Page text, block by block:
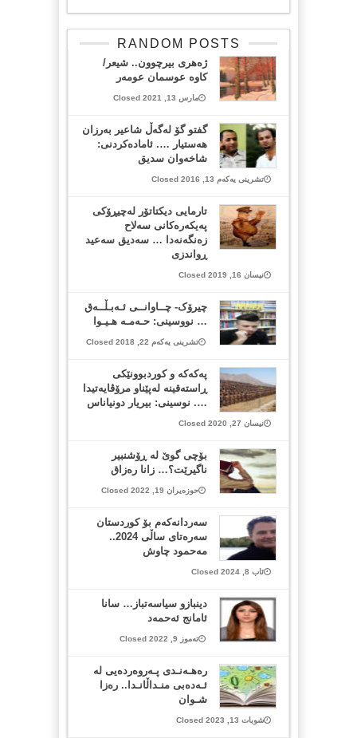
RANDOM POSTS
ژەهری بیرچوون.. شیعر/
کاوە عوسمان عومەر
مارس 13, 2021 Closed
گفتو گۆ لەگەڵ شاعیر بەرزان
هەستیار …. ئامادەکردنی:
شاخەوان سدیق
تشرینی یەکەم 13, 2016 Closed
تارمایی دیكتاتۆر له‌چیڕۆكی
په‌یكه‌ره‌كانی سه‌لاح
زه‌نگه‌نه‌دا … سه‌دیق سه‌عید
ڕواندزی
نیسان 16, 2019 Closed
چیرۆک- چــاوانــی ئـەبـڵــەق
… نووسینی: حـەمـە ھـیـوا
تشرینی یەکەم 22, 2018 Closed
پەکەکە و كوردبوونێكی
ڕاستەقینه لەپێناو مرۆڤایەتیدا
…. نوسینی: ‌بیریار دونیاناس
نیسان 27, 2020 Closed
بۆچی گوێ لە ڕۆشنبیر
ناگیرێت؟… زانا رەزاق
حوزەیران 19, 2022 Closed
سەردانەکەم بۆ کوردستان
سەرەتای ساڵی 2024..
مەحمود چاوش
ئاب 8, 2024 Closed
دینبازو سیاسەتباز… سانا
ئامانج ئەحمەد
تەموز 9, 2022 Closed
رەهـەنـدی پـەروەردەیی لە
ئـەدەبی منـداڵانـدا.. رەزا
شـوان
شوبات 13, 2023 Closed